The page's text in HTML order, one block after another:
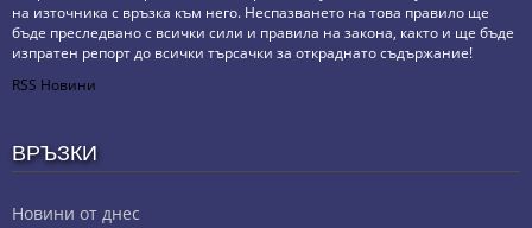
на източника с връзка към него. Неспазването на това правило ще
бъде преследвано с всички сили и правила на закона, както и ще бъде
изпратен репорт до всички търсачки за откраднато съдържание!
RSS Новини
ВРЪЗКИ
Новини от днес